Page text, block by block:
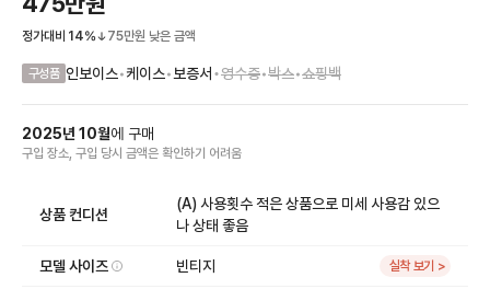
정가대비 14% 75만원 낮은 금액
구성품 인보이스•케이스• 보증서 •영수증•박스•쇼핑백
2025년 10월에 구매
구입 장소, 구입 당시 금액은 확인하기 어려움
상품 컨디션
(A) 사용횟수 적은 상품으로 미세 사용감 있으
나 상태 좋음
모델 사이즈 빈티지 실착 보기 >